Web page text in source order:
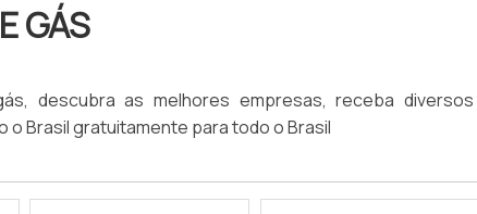
GÁS
descubra as melhores empresas, receba diversos
o Brasil gratuitamente para todo o Brasil